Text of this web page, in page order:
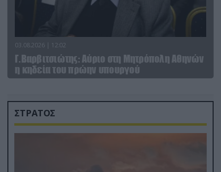
03.08.2026 | 12:02
Γ.Βαρβιτσιώτης: Aύριο στη Μητρόπολη Αθηνών
η κηδεία του πρώην υπουργού
ΣΤΡΑΤΟΣ